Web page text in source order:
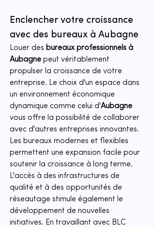
Enclencher votre croissance
avec des bureaux à Aubagne
Louer des bureaux professionnels à
Aubagne peut véritablement
propulser la croissance de votre
entreprise. Le choix d'un espace dans
un environnement économique
dynamique comme celui d'Aubagne
vous offre la possibilité de collaborer
avec d'autres entreprises innovantes.
Les bureaux modernes et flexibles
permettent une expansion facile pour
soutenir la croissance à long terme.
L'accès à des infrastructures de
qualité et à des opportunités de
réseautage stimule également le
développement de nouvelles
initiatives. En travaillant avec BLC